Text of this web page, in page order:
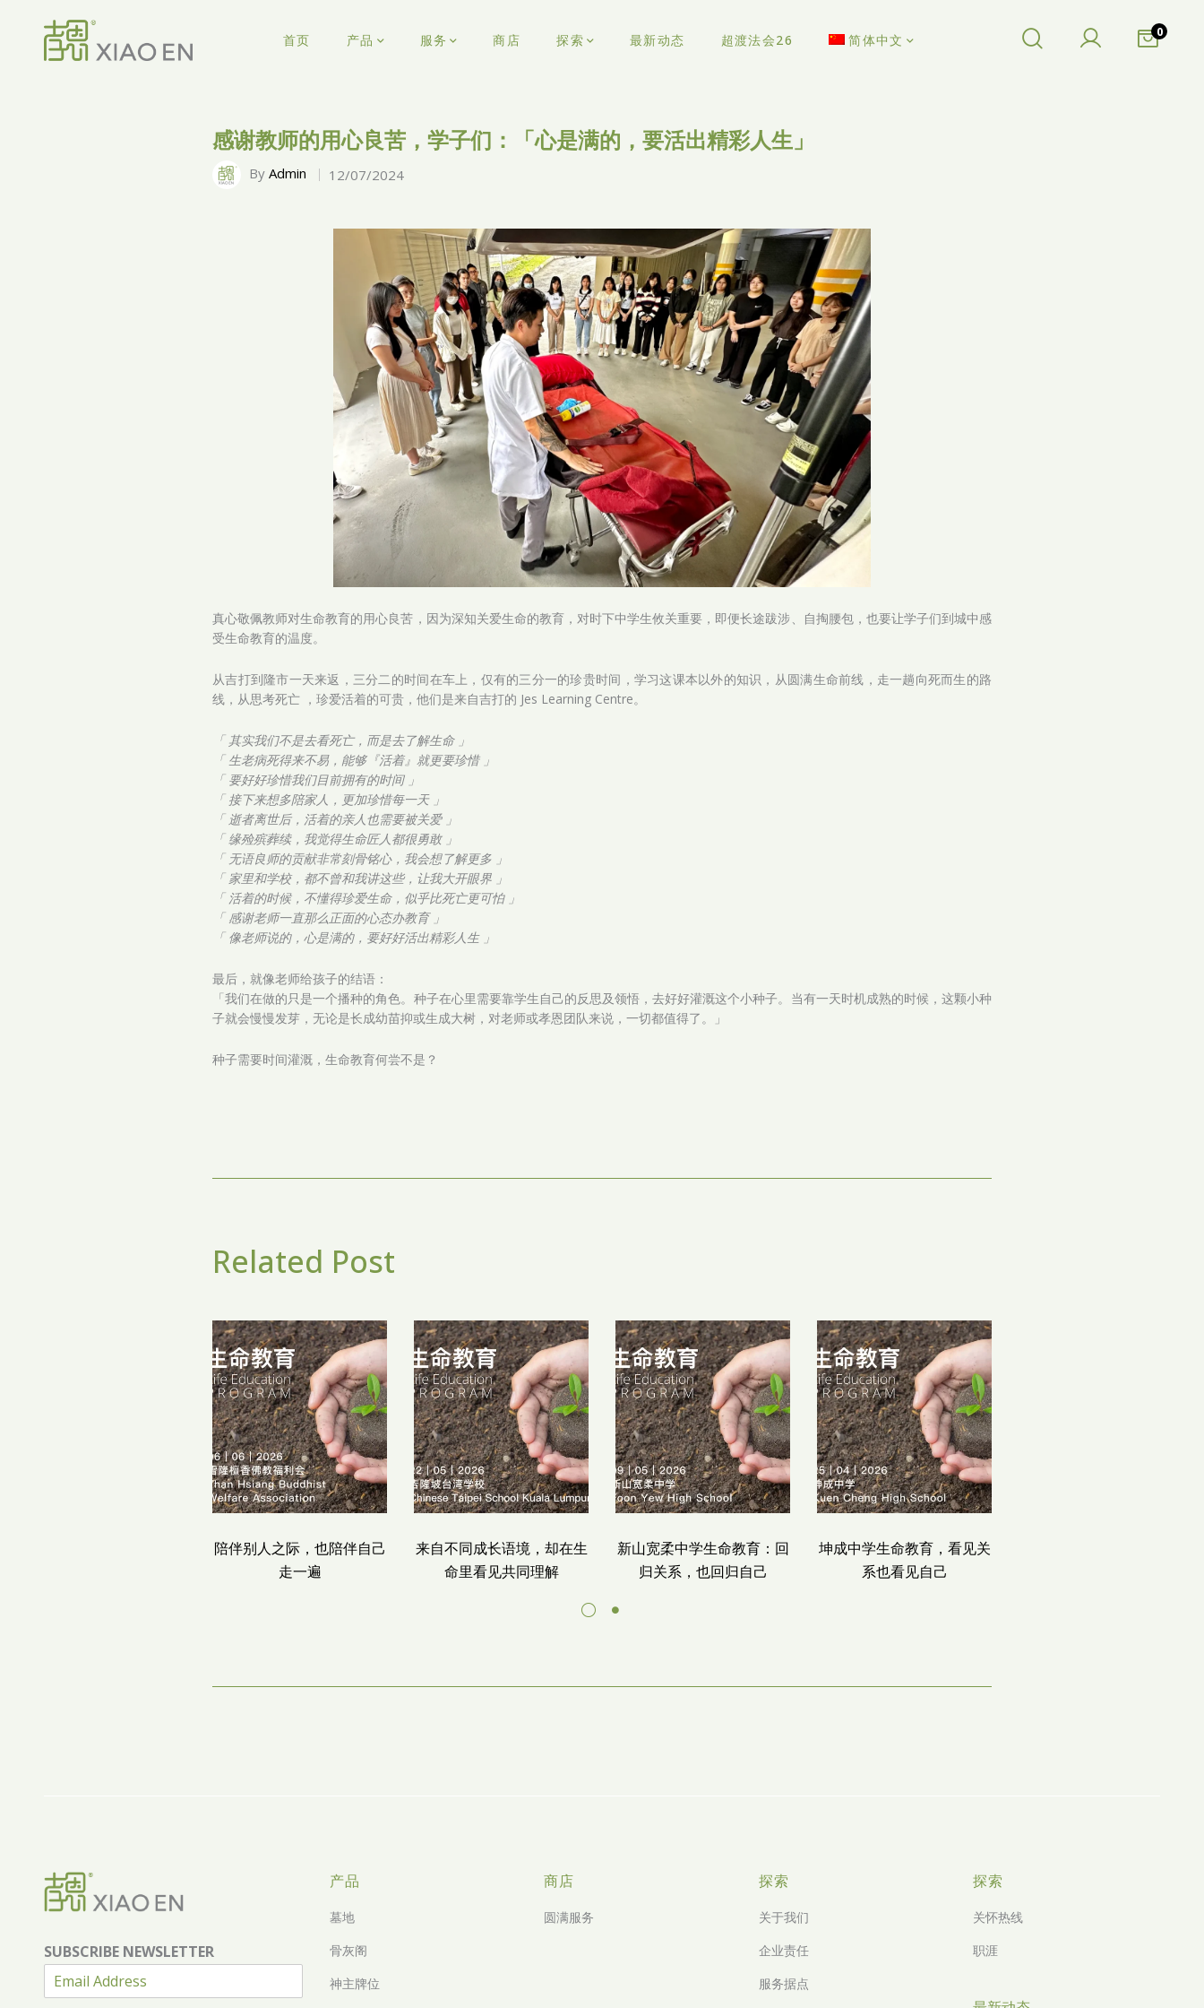
首页 产品 服务 商店 探索 最新动态 超渡法会26 简体中文 0
感谢教师的用心良苦，学子们：「心是满的，要活出精彩人生」
By Admin 12/07/2024
真心敬佩教师对生命教育的用心良苦，因为深知关爱生命的教育，对时下中学生攸关重要，即便长途跋涉、自掏腰包，也要让学子们到城中感
受生命教育的温度。
从吉打到隆市一天来返，三分二的时间在车上，仅有的三分一的珍贵时间，学习这课本以外的知识，从圆满生命前线，走一趟向死而生的路
线，从思考死亡 ，珍爱活着的可贵，他们是来自吉打的 Jes Learning Centre。
「 其实我们不是去看死亡，而是去了解生命 」
「 生老病死得来不易，能够『活着』就更要珍惜 」
「 要好好珍惜我们目前拥有的时间 」
「 接下来想多陪家人，更加珍惜每一天 」
「 逝者离世后，活着的亲人也需要被关爱 」
「 缘殓殡葬续，我觉得生命匠人都很勇敢 」
「 无语良师的贡献非常刻骨铭心，我会想了解更多 」
「 家里和学校，都不曾和我讲这些，让我大开眼界 」
「 活着的时候，不懂得珍爱生命，似乎比死亡更可怕 」
「 感谢老师一直那么正面的心态办教育 」
「 像老师说的，心是满的，要好好活出精彩人生 」
最后，就像老师给孩子的结语：
「我们在做的只是一个播种的角色。种子在心里需要靠学生自己的反思及领悟，去好好灌溉这个小种子。当有一天时机成熟的时候，这颗小种
子就会慢慢发芽，无论是长成幼苗抑或生成大树，对老师或孝恩团队来说，一切都值得了。」
种子需要时间灌溉，生命教育何尝不是？
Related Post
陪伴别人之际，也陪伴自己
走一遍
来自不同成长语境，却在生
命里看见共同理解
新山宽柔中学生命教育：回
归关系，也回归自己
坤成中学生命教育，看见关
系也看见自己
SUBSCRIBE NEWSLETTER
产品
墓地
骨灰阁
神主牌位
商店
圆满服务
探索
关于我们
企业责任
服务据点
探索
关怀热线
职涯